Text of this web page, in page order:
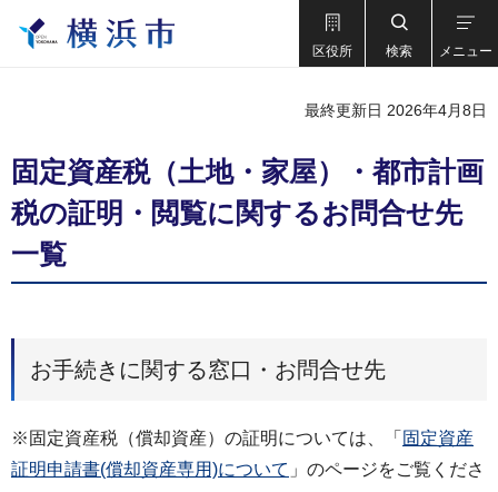
区役所 検索 メニュー
最終更新日 2026年4月8日
固定資産税（土地・家屋）・都市計画
税の証明・閲覧に関するお問合せ先
一覧
お手続きに関する窓口・お問合せ先
※固定資産税（償却資産）の証明については、「 固定資産
証明申請書(償却資産専用)について 」のページをご覧くださ